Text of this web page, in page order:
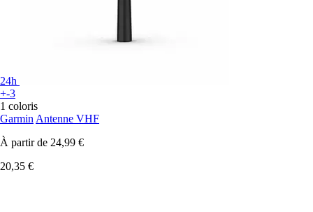
24h
+-3
1 coloris
Garmin Antenne VHF
À partir de 24,99 €
20,35 €